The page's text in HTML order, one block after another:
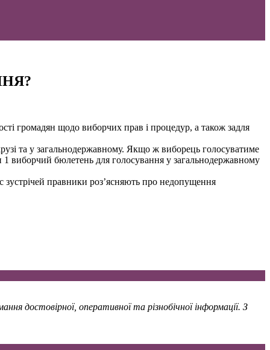
громадян щодо виборчих прав і процедур, а також задля
та у загальнодержавному. Якщо ж виборець голосуватиме
виборчий бюлетень для голосування у загальнодержавному
зустрічей правники роз’ясняють про недопущення
достовірної, оперативної та різнобічної інформації. З